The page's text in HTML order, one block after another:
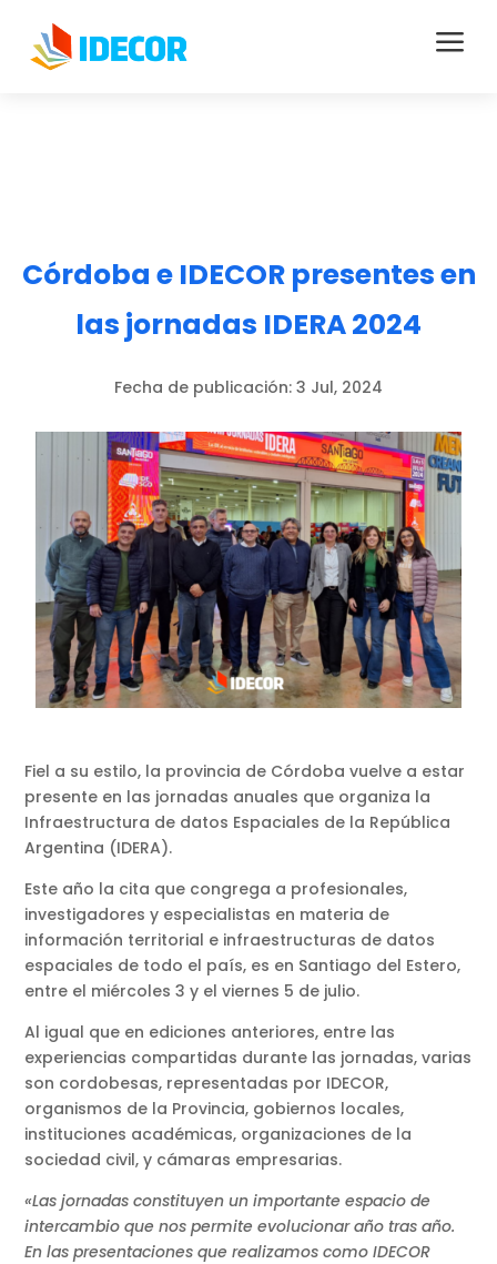
a
Córdoba e IDECOR presentes en
las jornadas IDERA 2024
Fecha de publicación: 3 Jul, 2024
Fiel a su estilo, la provincia de Córdoba vuelve a estar
presente en las jornadas anuales que organiza la
Infraestructura de datos Espaciales de la República
Argentina (IDERA).
Este año la cita que congrega a profesionales,
investigadores y especialistas en materia de
información territorial e infraestructuras de datos
espaciales de todo el país, es en Santiago del Estero,
entre el miércoles 3 y el viernes 5 de julio.
Al igual que en ediciones anteriores, entre las
experiencias compartidas durante las jornadas, varias
son cordobesas, representadas por IDECOR,
organismos de la Provincia, gobiernos locales,
instituciones académicas, organizaciones de la
sociedad civil, y cámaras empresarias.
«Las jornadas constituyen un importante espacio de
intercambio que nos permite evolucionar año tras año.
En las presentaciones que realizamos como IDECOR